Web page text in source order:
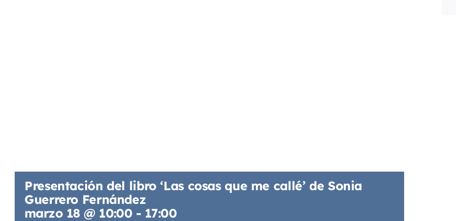
Presentación del libro ‘Las cosas que me callé’ de Sonia
Guerrero Fernández
marzo 18 @ 10:00 - 17:00